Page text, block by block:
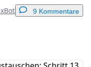
9 Kommentare